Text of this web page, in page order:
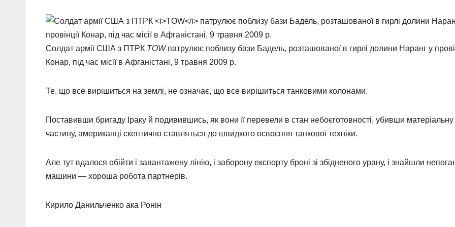
Солдат армії США з ПТРК TOWпатрулює поблизу бази Бадель, розташованої в гирлі долини Наранг у
Конар, під час місії в Афганістані, 9 травня 2009 р.
Те, що все вирішиться на землі, не означає, що все вирішиться танковими колонами.
Поставивши бригаду Іраку й подивившись, як вони її перевели в стан небоєготовності, убивши матеріальну
частину, американці скептично ставляться до швидкого освоєння танкової техніки.
Але тут вдалося обійти і завантажену лінію, і заборону експорту броні зі збідненого урану, і знайшли
машини — хороша робота партнерів.
Кирило Данильченко ака Ронін